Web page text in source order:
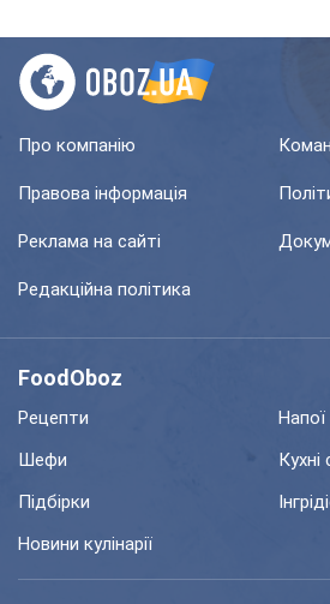
Про компанію
Правова інформація
Реклама на сайті
Редакційна політика
FoodOboz
Рецепти
Напої
Шефи
Кухні
Підбірки
Новини кулінарії